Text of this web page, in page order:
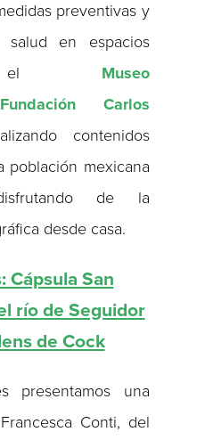
preventivas y
en espacios
el Museo
Fundación Carlos
contenidos
población mexicana
de la
desde casa.
Cápsula San
río de Seguidor
de Cock
una
Conti, del